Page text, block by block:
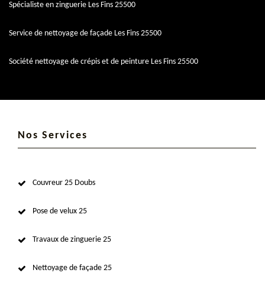
Spécialiste en zinguerie Les Fins 25500
Service de nettoyage de façade Les Fins 25500
Société nettoyage de crépis et de peinture Les Fins 25500
Nos Services
Couvreur 25 Doubs
Pose de velux 25
Travaux de zinguerie 25
Nettoyage de façade 25